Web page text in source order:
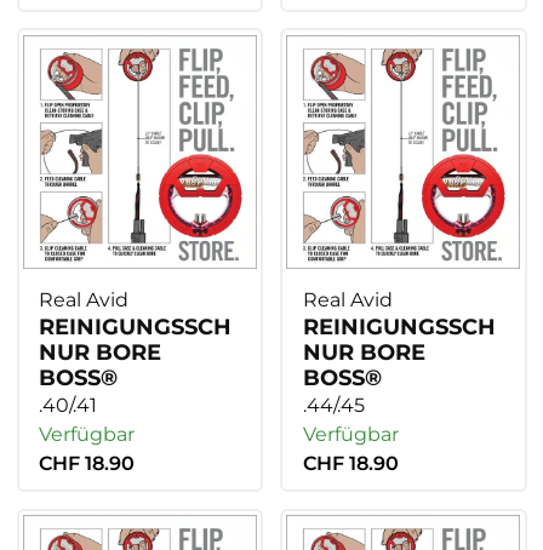
Real Avid
REINIGUNGSSCH
NUR BORE
BOSS®
.40/.41
Verfügbar
CHF 18.90
Real Avid
REINIGUNGSSCH
NUR BORE
BOSS®
.44/.45
Verfügbar
CHF 18.90